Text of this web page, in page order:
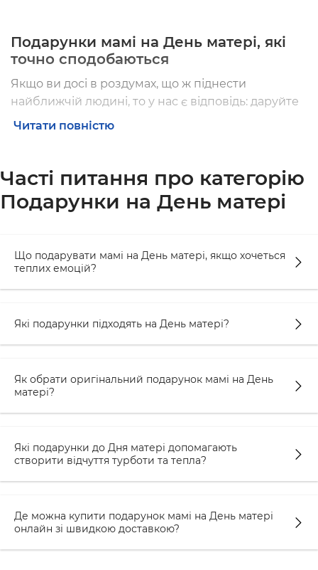
Подарунки мамі на День матері, які
точно сподобаються
Якщо ви досі в роздумах, що ж піднести
найближчій людині, то у нас є відповідь: даруйте
мамі кохання, турботу та набори ORNER!
ваша мама, чим цікавиться, що подобається, а що
обожнює. Знаємо, що кожна мати любить посуд.
А посуд ORNER — це незвичайний дизайн і нові
взагалі. Адже наша продукція завжди про
актуальне і те, що в трендах.
Детальніше про наявність:
посуд із кумедними героями. Єчашки та
Радимо звернути увагу на посуд із котиками.
Дуже милий продукт. А кумедний напис не
залишить нікого байдужим.Купуйте
даруйте також чудові емоції.
фотоальбоми для теплих спогадів
час, коли все змінюється надто швидко, і ми
міцнішають і зростають. Зробіть сюрприз мамі:
роздрукуйте круті кадри, де ви разом, де їсте
морозиво, де перший раз у перший клас або з
Читати повністю
Часті питання про категорію
Подарунки на День матері
Що подарувати мамі на День матері, якщо хочеться
теплих емоцій?
Які подарунки підходять на День матері?
Як обрати оригінальний подарунок мамі на День
матері?
Які подарунки до Дня матері допомагають
створити відчуття турботи та тепла?
Де можна купити подарунок мамі на День матері
онлайн зі швидкою доставкою?